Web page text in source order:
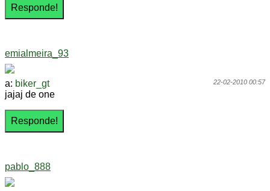
emialmeira_93
22-02-2010 00:57
a: biker_gt
jajaj de one
pablo_888